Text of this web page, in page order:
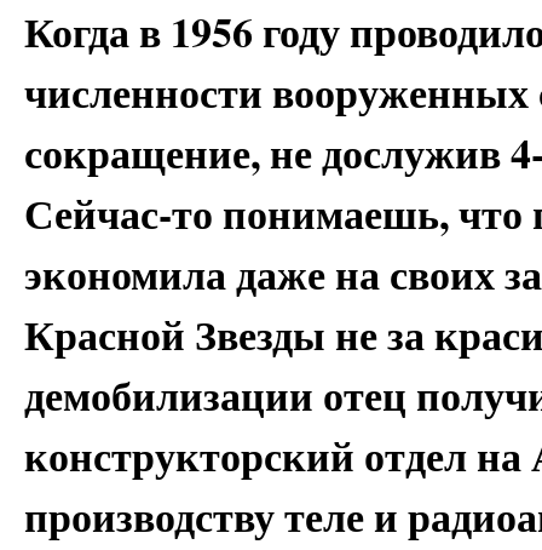
Когда в 1956 году
численности
сокращение, не дослужив
Сейчас-то понимаешь, что
экономила даже на своих
Красной Звезды не за
демобилизации отец
конструкторский отдел
производству теле и